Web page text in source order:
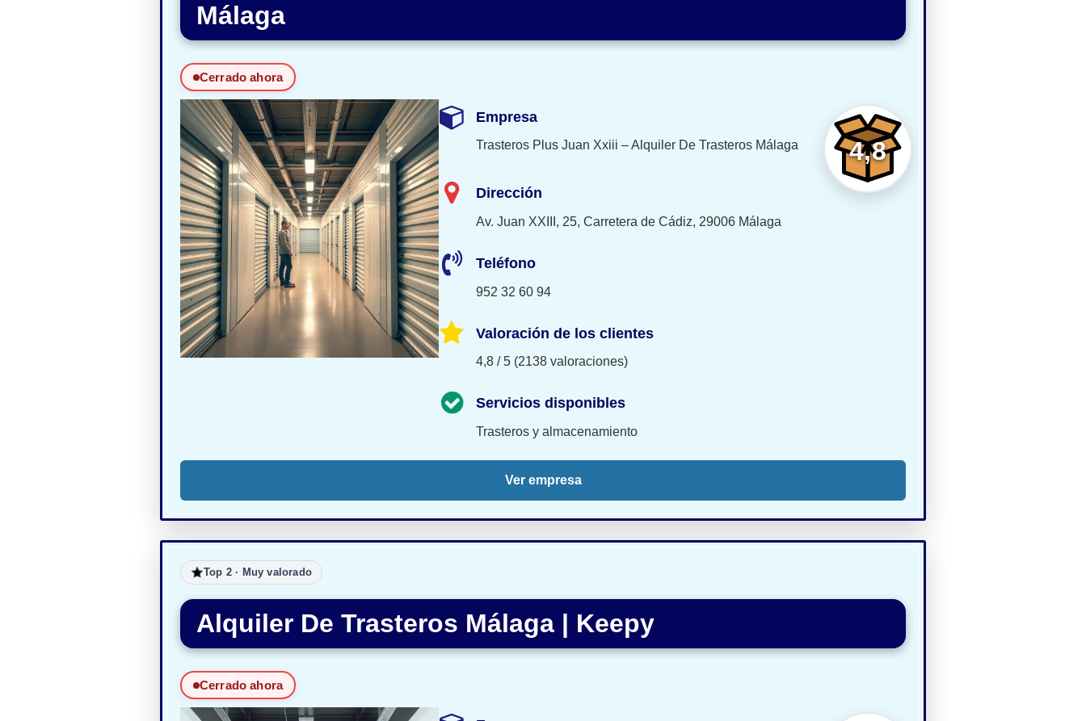
Málaga
Cerrado ahora
4,8
Empresa
Trasteros Plus Juan Xxiii – Alquiler De Trasteros Málaga
Dirección
Av. Juan XXIII, 25, Carretera de Cádiz, 29006 Málaga
Teléfono
952 32 60 94
Valoración de los clientes
4,8 / 5 (2138 valoraciones)
Servicios disponibles
Trasteros y almacenamiento
Ver empresa
Top 2 · Muy valorado
Alquiler De Trasteros Málaga | Keepy
Cerrado ahora